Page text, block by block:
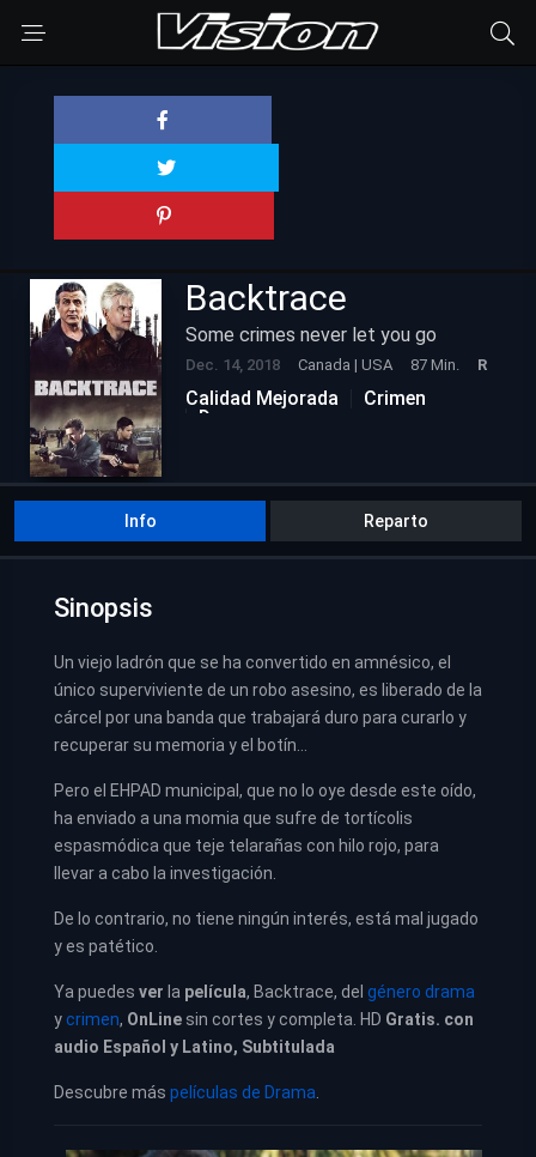
Backtrace
Some crimes never let you go
Dec. 14, 2018 Canada | USA 87 Min. R
Calidad Mejorada
Crimen
Drama
Info Reparto
Sinopsis
Un viejo ladrón que se ha convertido en amnésico, el
único superviviente de un robo asesino, es liberado de la
cárcel por una banda que trabajará duro para curarlo y
recuperar su memoria y el botín…
Pero el EHPAD municipal, que no lo oye desde este oído,
ha enviado a una momia que sufre de tortícolis
espasmódica que teje telarañas con hilo rojo, para
llevar a cabo la investigación.
De lo contrario, no tiene ningún interés, está mal jugado
y es patético.
Ya puedes ver la película, Backtrace, del género drama
ycrimen, OnLine sin cortes y completa. HD Gratis. con
audio Español y Latino, Subtitulada
Descubre más películas de Drama